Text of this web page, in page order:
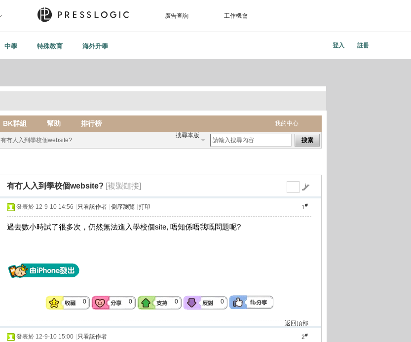
廣告查詢 工作機會
中學 特殊教育 海外升學 登入 註冊
我的中心
BK群組 幫助 排行榜
搜尋本版
搜索
有冇人入到學校個website?
有冇人入到學校個website? [複製鏈接]
1#
發表於 12-9-10 14:56 只看該作者 倒序瀏覽 打印
過去數小時試了很多次，仍然無法進入學校個site, 唔知係唔我嘅問題呢?
0 0 0 0
返回頂部
2#
發表於 12-9-10 15:00 只看該作者